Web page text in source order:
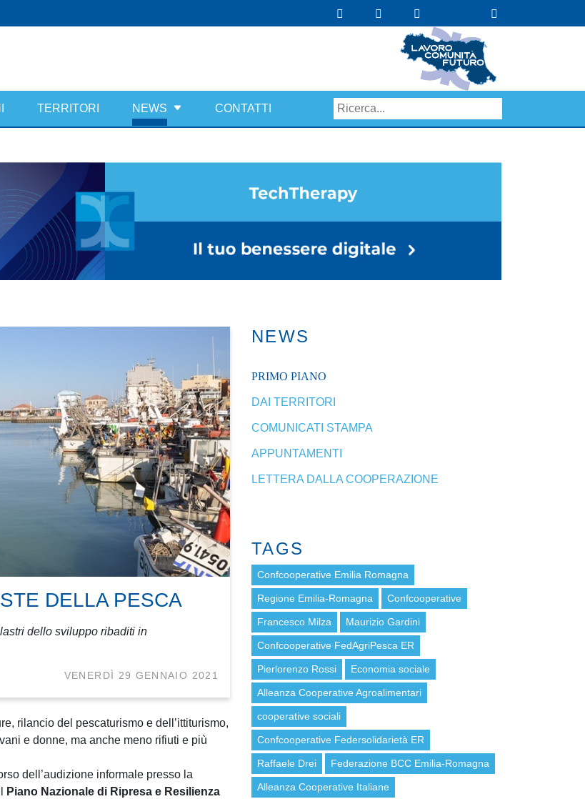
TERRITORI NEWS CONTATTI
DELLA PESCA
dello sviluppo ribaditi in
VENERDÌ 29 GENNAIO 2021
rilancio del pescaturismo e dell’ittiturismo,
e donne, ma anche meno rifiuti e più
dell’audizione informale presso la
Piano Nazionale di Ripresa e Resilienza
NEWS
PRIMO PIANO
DAI TERRITORI
COMUNICATI STAMPA
APPUNTAMENTI
LETTERA DALLA COOPERAZIONE
TAGS
Confcooperative Emilia Romagna
Regione Emilia-Romagna Confcooperative
Francesco Milza Maurizio Gardini
Confcooperative FedAgriPesca ER
Pierlorenzo Rossi Economia sociale
Alleanza Cooperative Agroalimentari
cooperative sociali
Confcooperative Federsolidarietà ER
Raffaele Drei Federazione BCC Emilia-Romagna
Alleanza Cooperative Italiane